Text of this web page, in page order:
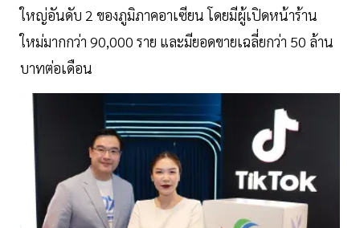
ใหญ่อันดับ 2 ของภูมิภาคอาเซียน โดยมีผู้เปิดหน้าร้าน
ใหม่มากกว่า 90,000 ราย และมียอดขายเฉลี่ยกว่า 50 ล้าน
บาทต่อเดือน